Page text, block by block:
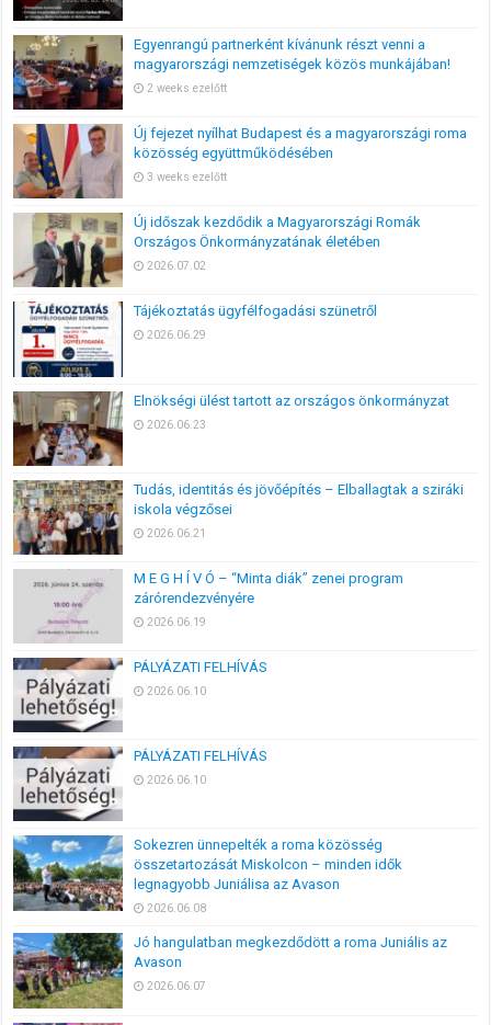
Egyenrangú partnerként kívánunk részt venni a
magyarországi nemzetiségek közös munkájában!
2 weeks ezelőtt
Új fejezet nyílhat Budapest és a magyarországi roma
közösség együttműködésében
3 weeks ezelőtt
Új időszak kezdődik a Magyarországi Romák
Országos Önkormányzatának életében
2026.07.02
Tájékoztatás ügyfélfogadási szünetről
2026.06.29
Elnökségi ülést tartott az országos önkormányzat
2026.06.23
Tudás, identitás és jövőépítés – Elballagtak a sziráki
iskola végzősei
2026.06.21
M E G H Í V Ó – “Minta diák” zenei program
zárórendezvényére
2026.06.19
PÁLYÁZATI FELHÍVÁS
2026.06.10
PÁLYÁZATI FELHÍVÁS
2026.06.10
Sokezren ünnepelték a roma közösség
összetartozását Miskolcon – minden idők
legnagyobb Juniálisa az Avason
2026.06.08
Jó hangulatban megkezdődött a roma Juniális az
Avason
2026.06.07